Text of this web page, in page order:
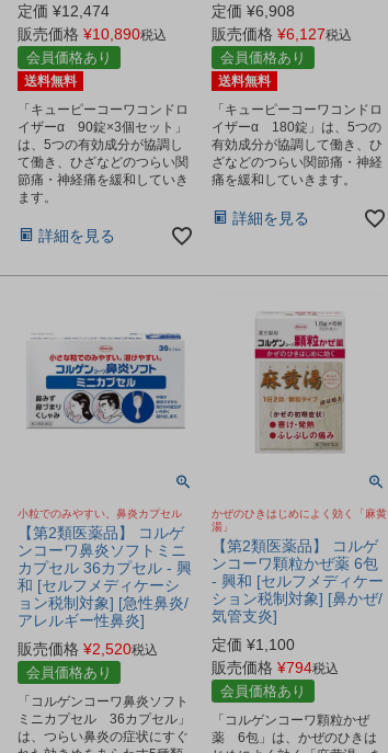
定価 ¥12,474
販売価格 ¥10,890税込
会員価格あり
送料無料
「キューピーコーワコンドロ
イザーα 90錠×3個セット」
は、5つの有効成分が協調し
て働き、ひざなどのつらい関
節痛・神経痛を緩和していき
ます。
詳細を見る
定価 ¥6,908
販売価格 ¥6,127税込
会員価格あり
送料無料
「キューピーコーワコンドロ
イザーα 180錠」は、5つの
有効成分が協調して働き、ひ
ざなどのつらい関節痛・神経
痛を緩和していきます。
詳細を見る
小粒でのみやすい、鼻炎カプセル
【第2類医薬品】 コルゲ
ンコーワ鼻炎ソフトミニ
カプセル 36カプセル - 興
和 [セルフメディケーシ
ョン税制対象] [急性鼻炎/
アレルギー性鼻炎]
販売価格 ¥2,520税込
会員価格あり
「コルゲンコーワ鼻炎ソフト
ミニカプセル 36カプセル」
は、つらい鼻炎の症状にすぐ
かぜのひきはじめによく効く「麻黄
湯」
【第2類医薬品】 コルゲ
ンコーワ顆粒かぜ薬 6包
- 興和 [セルフメディケー
ション税制対象] [鼻かぜ/
気管支炎]
定価 ¥1,100
販売価格 ¥794税込
会員価格あり
「コルゲンコーワ顆粒かぜ
薬 6包」は、かぜのひきは